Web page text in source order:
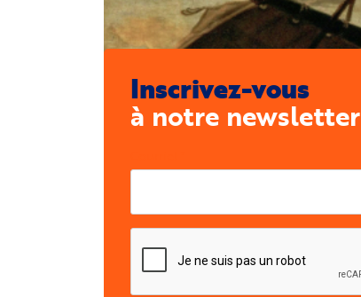
Inscrivez-vous
à notre newsletter